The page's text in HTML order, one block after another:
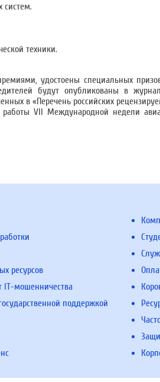
систем.
техники.
удостоены специальных
будут опубликованы в
в «Перечень российских
VII Международной недели
ресурсов
IT-мошенничества
поддержкой